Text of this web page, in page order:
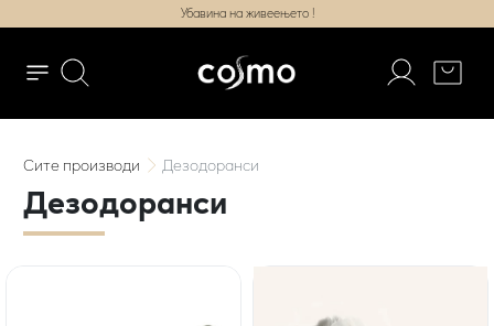
Убавина на живеењето !
Ситепроизводи Дезодоранси
Дезодоранси